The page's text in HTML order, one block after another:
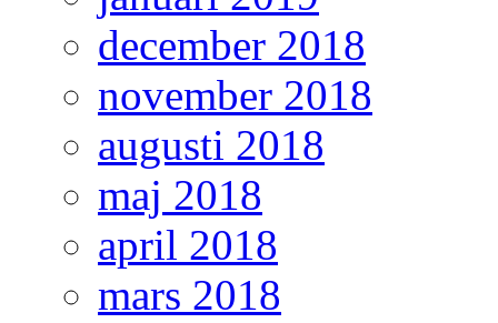
december 2018
november 2018
augusti 2018
maj 2018
april 2018
mars 2018